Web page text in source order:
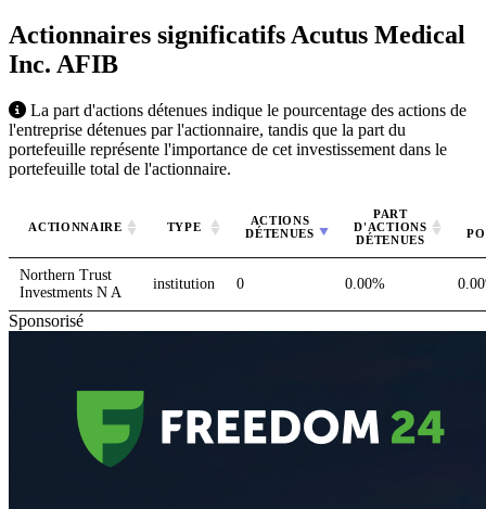
Actionnaires significatifs Acutus Medical
Inc. AFIB
La part d'actions détenues indique le pourcentage des actions de
l'entreprise détenues par l'actionnaire, tandis que la part du
portefeuille représente l'importance de cet investissement dans le
portefeuille total de l'actionnaire.
ACTIONNAIRE TYPE
ACTIONS
DÉTENUES
PART
D'ACTIONS
DÉTENUES
Northern Trust
Investments N A
institution 0 0.00%
Sponsorisé